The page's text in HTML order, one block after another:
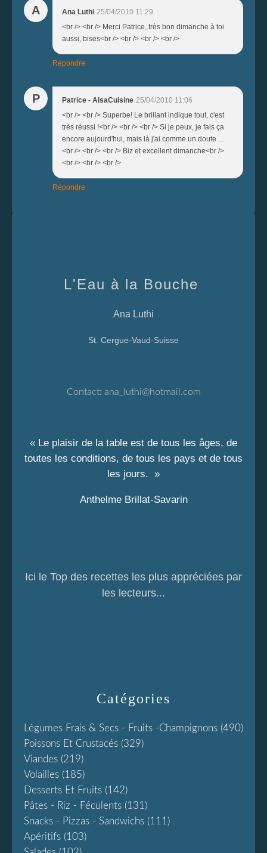
A Ana Luthi 25/04/2010 11:29
<br /> <br /> Merci Patrice, très bon dimanche à toi
aussi, bises<br /> <br /> <br /> <br />
Répondre
P Patrice - AlsaCuisine 25/04/2010 11:06
<br /> <br /> Superbe! Le brillant indique tout, c'est
très réussi !<br /> <br /> <br /> Si je peux, je fais ça
encore aujourd'hui, mais là j'ai comme un doute ...
<br /> <br /> <br /> Biz et excellent dimanche<br />
<br /> <br /> <br />
Répondre
Catégories
Légumes Frais & Secs - Fruits -champignons (490)
Poissons Et Crustacés (329)
Viandes (219)
Volailles (185)
Desserts Et Fruits (142)
Pâtes - Riz - Féculents (131)
Snacks - Pizzas - Sandwichs (111)
Apéritifs (103)
L'Eau à la Bouche
Ana Luthi
St. Cergue-Vaud-Suisse
Contact: ana_luthi@hotmail.com
« Le plaisir de la table est de tous les âges, de
toutes les conditions, de tous les pays et de tous
les jours. »
Anthelme Brillat-Savarin
Ici le Top des recettes les plus appréciées par
les lecteurs...